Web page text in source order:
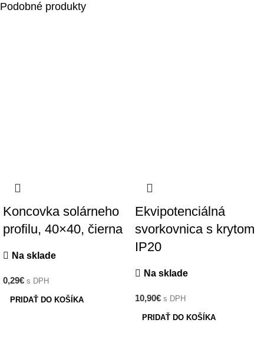
Podobné produkty
Koncovka solárneho
profilu, 40×40, čierna
Na sklade
0,29€ s DPH
PRIDAŤ DO KOŠÍKA
Ekvipotenciálná
svorkovnica s krytom
IP20
Na sklade
10,90€ s DPH
PRIDAŤ DO KOŠÍKA